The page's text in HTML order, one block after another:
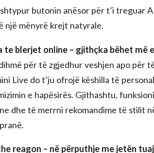
butonin anësor për t’i treguar
një mënyrë krejt natyrale.
te blerjet online – gjithçka bëhet më
për të zgjedhur veshjen apo për
Live do t’ju ofrojë këshilla të
e hapësirës. Gjithashtu,
dhe të merrni rekomandime të stilit
reagon – në përputhje me jetën tuaj